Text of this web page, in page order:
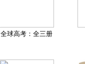
全球高考：全三册